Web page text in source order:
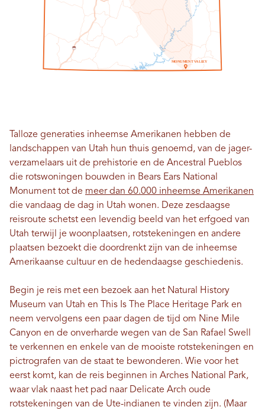
15
MONUMENTVALLEY
Talloze generaties inheemse Amerikanen hebben de
landschappen van Utah hun thuis genoemd, van de jager-
verzamelaars uit de prehistorie en de Ancestral Pueblos
die rotswoningen bouwden in Bears Ears National
Monument tot de meer dan 60.000 inheemse Amerikanen
die vandaag de dag in Utah wonen. Deze zesdaagse
reisroute schetst een levendig beeld van het erfgoed van
Utah terwijl je woonplaatsen, rotstekeningen en andere
plaatsen bezoekt die doordrenkt zijn van de inheemse
Amerikaanse cultuur en de hedendaagse geschiedenis.
Begin je reis met een bezoek aan het Natural History
Museum van Utah en This Is The Place Heritage Park en
neem vervolgens een paar dagen de tijd om Nine Mile
Canyon en de onverharde wegen van de San Rafael Swell
te verkennen en enkele van de mooiste rotstekeningen en
pictrografen van de staat te bewonderen. Wie voor het
eerst komt, kan de reis beginnen in Arches National Park,
waar vlak naast het pad naar Delicate Arch oude
rotstekeningen van de Ute-indianen te vinden zijn. (Maar